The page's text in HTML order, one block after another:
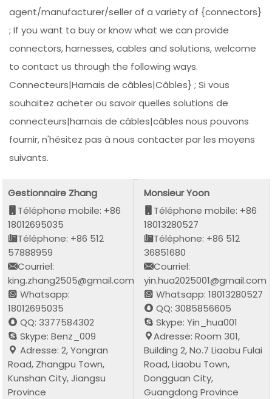
agent/manufacturer/seller of a variety of {connectors}
; If you want to buy or know what we can provide
connectors, harnesses, cables and solutions, welcome
to contact us through the following ways.
Connecteurs|Harnais de câbles|Câbles} ; Si vous
souhaitez acheter ou savoir quelles solutions de
connecteurs|harnais de câbles|câbles nous pouvons
fournir, n'hésitez pas à nous contacter par les moyens
suivants.
Gestionnaire Zhang
Téléphone mobile: +86
18012695035
Téléphone: +86 512
57888959
Courriel:
king.zhang2505@gmail.com
Whatsapp:
18012695035
QQ: 3377584302
Skype: Benz_009
Adresse: 2, Yongran
Road, Zhangpu Town,
Kunshan City, Jiangsu
Province
Monsieur Yoon
Téléphone mobile: +86
18013280527
Téléphone: +86 512
36851680
Courriel:
yin.hua2025001@gmail.com
Whatsapp: 18013280527
QQ: 3085856605
Skype: Yin_hua001
Adresse: Room 301,
Building 2, No.7 Liaobu Fulai
Road, Liaobu Town,
Dongguan City,
Guangdong Province